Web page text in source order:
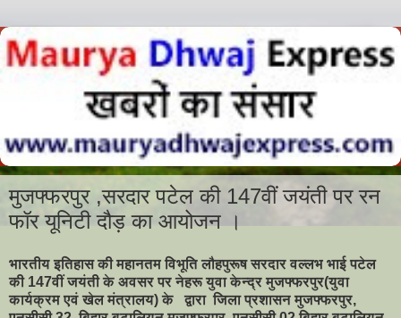
मुजफ्फरपुर ,सरदार पटेल की 147वीं जयंती पर रन
फॉर यूनिटी दौड़ का आयोजन ।
भारतीय इतिहास की महानतम विभूति लौहपुरूष सरदार वल्लभ भाई पटेल
की 147वीं जयंती के अवसर पर नेहरू युवा केन्द्र मुजफ्फरपुर(युवा
कार्यक्रम एवं खेल मंत्रालय) के द्वारा जिला प्रशासन मुजफ्फरपुर,